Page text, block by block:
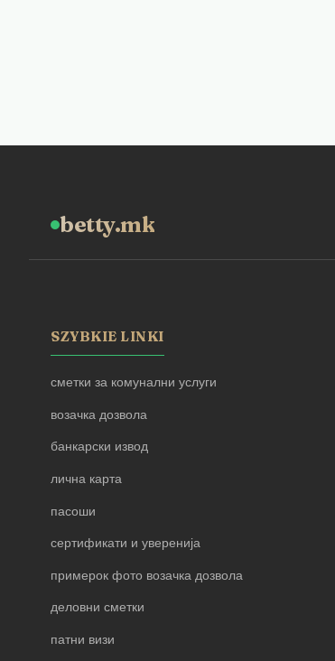
betty.mk
SZYBKIE LINKI
сметки за комунални услуги
возачка дозвола
банкарски извод
лична карта
пасоши
сертификати и уверенија
примерок фото возачка дозвола
деловни сметки
патни визи